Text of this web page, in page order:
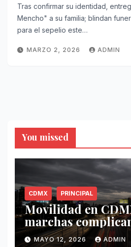
Tras confirmar su identidad,
Mencho" a su familia; blindan
para el sepelio este…
MARZO 2, 2026 ADMIN
You missed
CDMX PRINCIPAL
Movilidad en
marchas
este 12 de mayo
MAYO 12, 2026 ADMIN